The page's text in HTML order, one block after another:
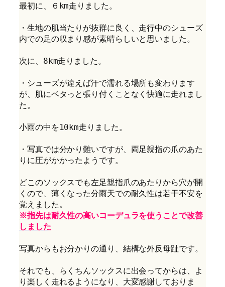
最初に、６km走りました。
・生地の肌当たりが抜群に良く、走行中のシューズ
内での足の収まり感が素晴らしいと思いました。
次に、8km走りました。
・シューズが違えば汗で濡れる場所も変わります
が、肌にベタっと張り付くことなく快適に走れまし
た。
小雨の中を10km走りました。
・写真では分かり難いですが、両足親指の爪のあた
りに圧がかかったようです。
どこのソックスでも左足親指爪のあたりから穴が開
くので、薄くなった分雨天での耐久性は若干不安を
覚えました。
※指先は耐久性の高いコーデュラを使うことで改善
しました
写真からもお分かりの通り、結構な外反母趾です。
それでも、らくちんソックスに出会ってからは、よ
り楽しく走れるようになり、大変感謝しておりま